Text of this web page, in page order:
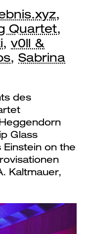
,
Quartet,
, v0ll &
, Sabrina
des
Glass
Einstein on the
Kaltmauer,